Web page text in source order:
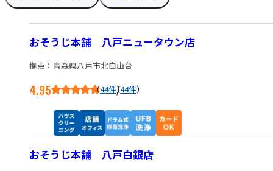
おそうじ本舗 八戸ニュータウン店
拠点：青森県八戸市北白山台
4.95 44件/44件
おそうじ本舗 八戸白銀店